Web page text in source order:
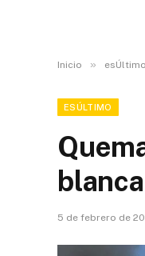
Inicio » esÚltimo
ESÚLTIMO
5 de febrero de